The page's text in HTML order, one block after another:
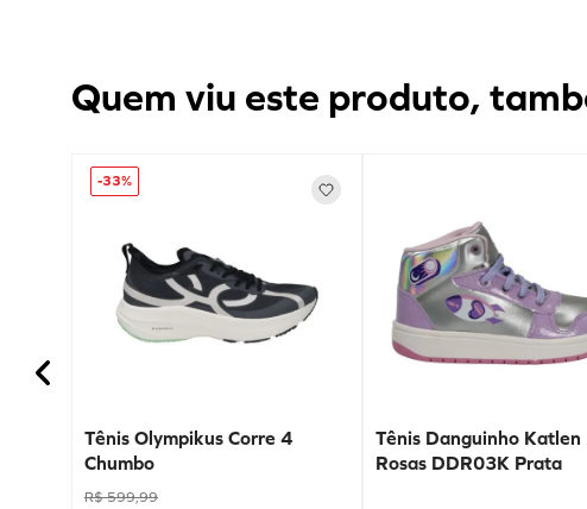
Quem viu este produto,
-33%
Tênis Olympikus Corre 4
Chumbo
R$ 599,99
Tênis Danguinho Katlen
Rosas DDR03K Prata